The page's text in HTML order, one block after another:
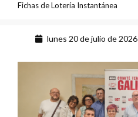
Fichas de Lotería Instantánea
lunes 20 de julio de 2026